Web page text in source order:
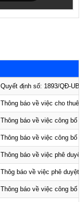
Quyết định số: 1893/QĐ-
Thông báo về việc cho thuê
Thông báo về việc công bố
Thông báo về việc công bố
Thông báo về việc phê
Thôg báo về việc phê duyệt
Thông báo về việc công bố